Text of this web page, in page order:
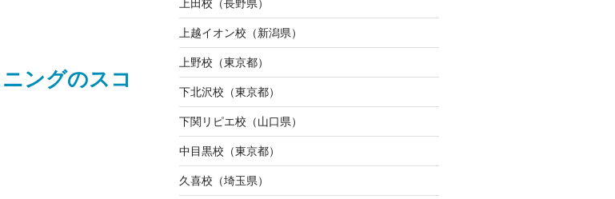
ングのスコ
上田校（長野県）
上越イオン校（新潟県）
上野校（東京都）
下北沢校（東京都）
下関リピエ校（山口県）
中目黒校（東京都）
久喜校（埼玉県）